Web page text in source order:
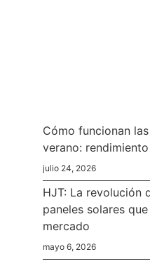
Cómo funcionan
verano:
julio 24, 2026
HJT: La revolución
paneles solares
mercado
mayo 6, 2026